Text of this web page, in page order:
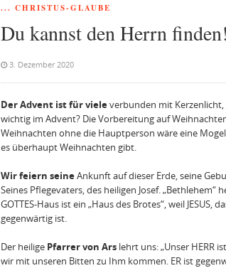
... CHRISTUS-GLAUBE
Du kannst den Herrn finden!
3. Dezember 2020
Der Advent ist für vieleverbunden mit
wichtig im Advent? Die Vorbereitung auf
Weihnachten ohne die Hauptperson wäre eine
es überhaupt Weihnachten gibt.
Wir feiern seineAnkunft auf dieser Erde, seine
Seines Pflegevaters, des heiligen Josef. „Bethlehem“
GOTTES-Haus ist ein „Haus des Brotes“, weil
gegenwärtig ist.
Der heilige Pfarrer von Ars lehrt uns: „Unser HERR
wir mit unseren Bitten zu Ihm kommen. ER ist